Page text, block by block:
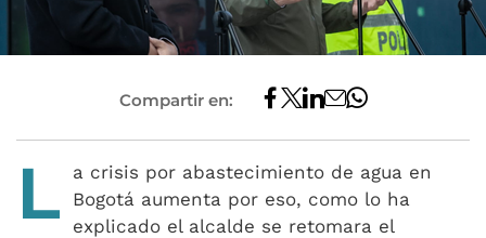
Compartir en:
L
a crisis por abastecimiento de agua en
Bogotá aumenta por eso, como lo ha
explicado el alcalde se retomara el